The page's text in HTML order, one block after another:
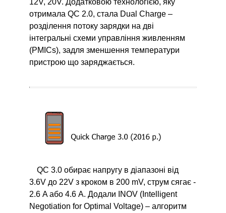
12V, 20V. Додатковою технологією, яку
отримала QC 2.0, стала Dual Charge –
розділення потоку зарядки на дві
інтегральні схеми управління живленням
(PMICs), задля зменшення температури
пристрою що заряджається.
QC 3.0 обирає напругу в діапазоні від
3.6V до 22V з кроком в 200 mV, струм сягає -
2.6 A або 4.6 A. Додали INOV (Intelligent
Negotiation for Optimal Voltage) – алгоритм